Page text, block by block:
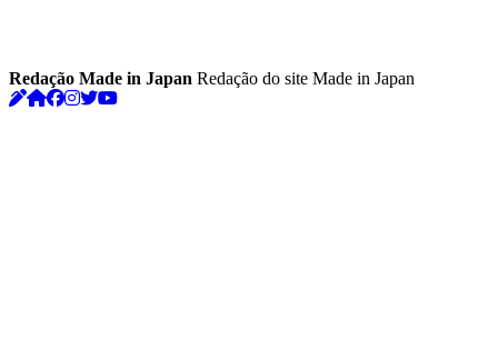
Redação Made in Japan Redação do site Made in Japan